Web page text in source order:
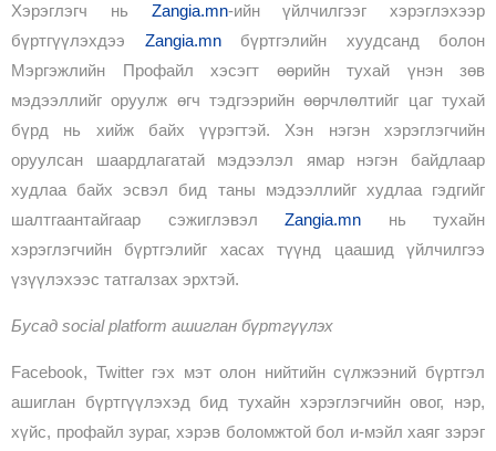
Хэрэглэгч нь Zangia.mn-ийн үйлчилгээг хэрэглэхээр
бүртгүүлэхдээ Zangia.mn
бүртгэлийн хуудсанд болон
Мэргэжлийн Профайл хэсэгт өөрийн тухай үнэн зөв
мэдээллийг оруулж өгч тэдгээрийн өөрчлөлтийг цаг тухай
бүрд нь хийж байх үүрэгтэй. Хэн нэгэн хэрэглэгчийн
оруулсан шаардлагатай мэдээлэл ямар нэгэн байдлаар
худлаа байх эсвэл бид таны мэдээллийг худлаа гэдгийг
шалтгаантайгаар сэжиглэвэл Zangia.mn нь тухайн
хэрэглэгчийн бүртгэлийг хасах түүнд цаашид үйлчилгээ
үзүүлэхээс татгалзах эрхтэй.
Бусад social platform ашиглан бүртгүүлэх
Facebook, Twitter гэх мэт олон нийтийн сүлжээний бүртгэл
ашиглан бүртгүүлэхэд бид тухайн хэрэглэгчийн овог, нэр,
хүйс, профайл зураг, хэрэв боломжтой бол и-мэйл хаяг зэрэг